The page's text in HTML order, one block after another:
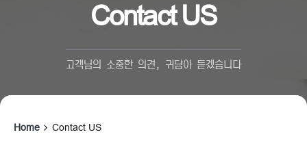
Contact US
고객님의 소중한 의견, 귀담아 듣겠습니다
Home Contact US